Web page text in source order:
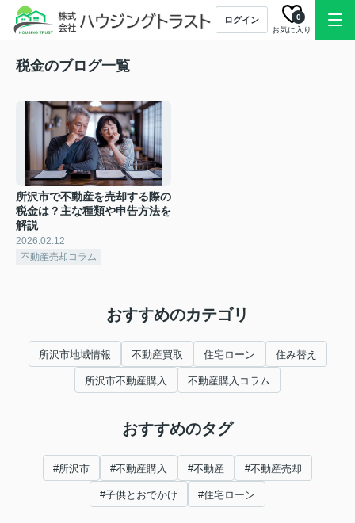
ログイン
お気に入り
0
税金のブログ一覧
所沢市で不動産を売却する際の
税金は？主な種類や申告方法を
解説
2026.02.12
不動産売却コラム
おすすめのカテゴリ
所沢市地域情報 不動産買取 住宅ローン 住み替え
所沢市不動産購入 不動産購入コラム
おすすめのタグ
#所沢市 #不動産購入 #不動産 #不動産売却
#子供とおでかけ #住宅ローン